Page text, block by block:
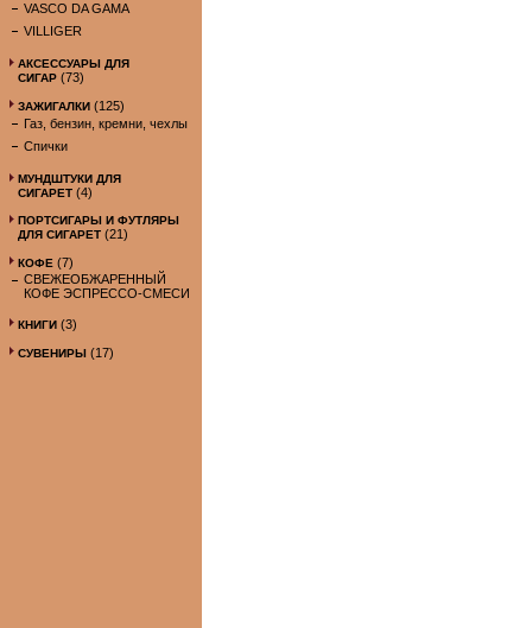
VASCO DA GAMA
VILLIGER
АКСЕССУАРЫ ДЛЯ
СИГАР (73)
ЗАЖИГАЛКИ (125)
Газ, бензин, кремни, чехлы
Спички
МУНДШТУКИ ДЛЯ
СИГАРЕТ (4)
ПОРТСИГАРЫ И ФУТЛЯРЫ
ДЛЯ СИГАРЕТ (21)
КОФЕ (7)
СВЕЖЕОБЖАРЕННЫЙ
КОФЕ ЭСПРЕССО-СМЕСИ
КНИГИ (3)
СУВЕНИРЫ (17)